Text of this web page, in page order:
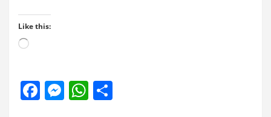
Like this:
Loading…
F
M
W